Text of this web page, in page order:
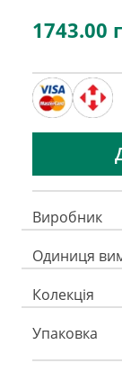
1743.00
Виробник
Одиниця
Колекція
Упаковка